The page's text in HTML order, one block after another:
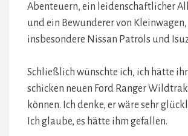
Abenteuern, ein leidenschaftlicher
und ein Bewunderer von Kleinwagen,
insbesondere Nissan Patrols und
Schließlich wünschte ich, ich hätte
schicken neuen Ford Ranger
können. Ich denke, er wäre sehr
Ich glaube, es hätte ihm gefallen.